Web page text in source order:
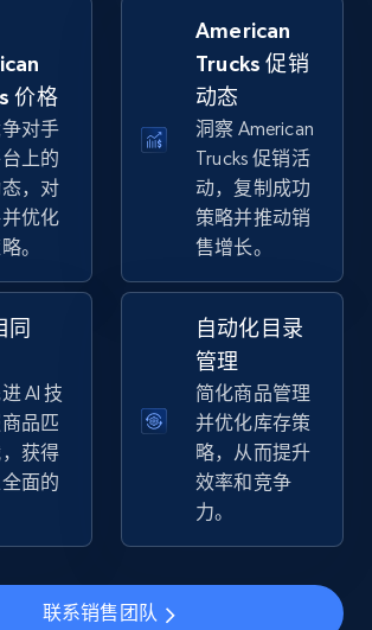
- Discover products by
Sku, Currency, Gtin,
Image urls, Top reviews, and
立即开始
Description, Currency, Initial
Discount percent, and more.
价格
对手
上的
，对
优化
。
American
Trucks 促销
动态
洞察 American
Trucks 促销活
动，复制成功
策略并推动销
售增长。
同
AI 技
品匹
获得
面的
自动化目录
管理
简化商品管理
并优化库存策
略，从而提升
效率和竞争
力。
联系销售团队